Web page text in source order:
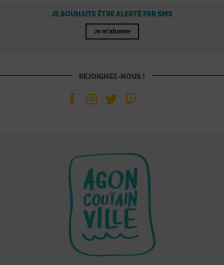
JE SOUHAITE ÊTRE ALERTÉ PAR SMS
Je m'abonne
REJOIGNEZ-NOUS !